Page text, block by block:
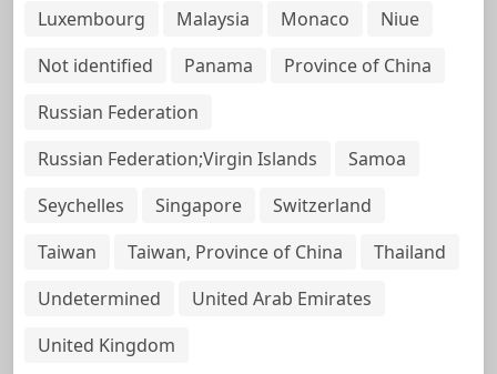
Luxembourg
Malaysia Monaco
Niue
Not identified
Panama
Province of China
Russian Federation
Russian Federation;Virgin Islands
Samoa
Seychelles
Singapore
Switzerland
Taiwan
Taiwan, Province of China
Thailand
Undetermined
United Arab Emirates
United Kingdom